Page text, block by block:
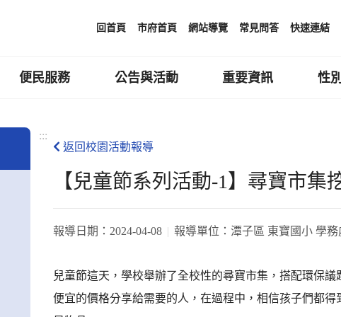
回首頁 市府首頁 網站導覽 常見問答 快速連結
便民服務 公告與活動 重要資訊 性
:::
返回校園活動報導
【兒童節系列活動-1】尋寶市集
報導日期： 2024-04-08 報導單位： 潭子區 東寶國小 學務
兒童節這天，學校舉辦了全校性的尋寶市集，搭配環保
便宜的價格分享給需要的人，在過程中，相信孩子們都